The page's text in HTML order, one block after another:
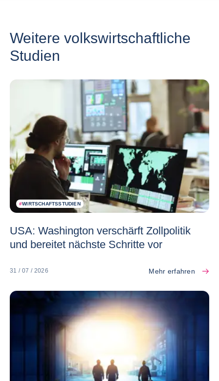
Weitere volkswirtschaftliche
Studien
#WIRTSCHAFTSSTUDIEN
USA: Washington verschärft Zollpolitik
und bereitet nächste Schritte vor
31 / 07 / 2026 Mehr erfahren